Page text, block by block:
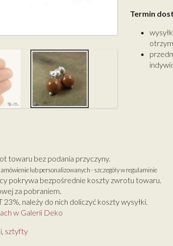
Termin
towaru bez podania przyczyny.
lub personalizowanych - szczegóły w regulaminie
pokrywa bezpośrednie koszty zwrotu towaru.
za pobraniem.
należy do nich doliczyć koszty wysyłki.
w Galerii Deko
sztyfty